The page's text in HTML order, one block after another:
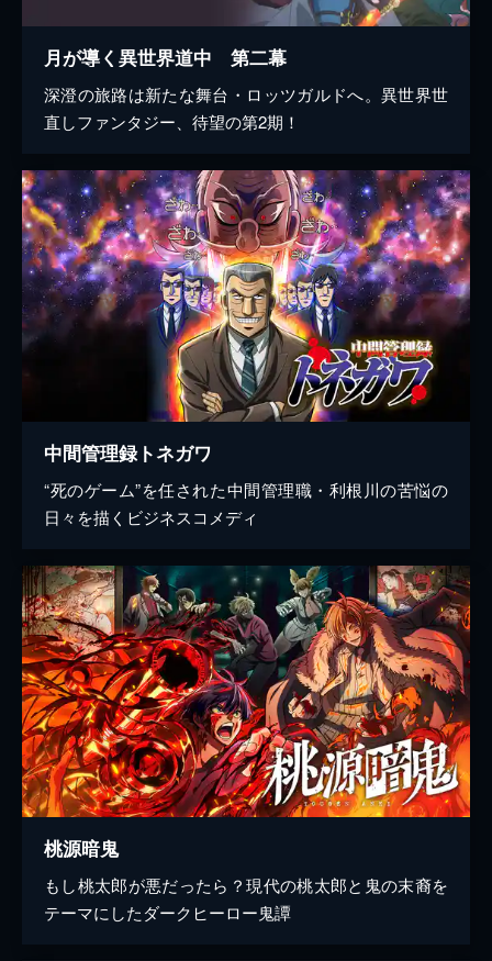
月が導く異世界道中 第二幕
深澄の旅路は新たな舞台・ロッツガルドへ。異世界世
直しファンタジー、待望の第2期！
中間管理録トネガワ
“死のゲーム”を任された中間管理職・利根川の苦悩の
日々を描くビジネスコメディ
桃源暗鬼
もし桃太郎が悪だったら？現代の桃太郎と鬼の末裔を
テーマにしたダークヒーロー鬼譚